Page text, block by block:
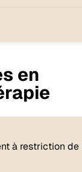
en
à restriction